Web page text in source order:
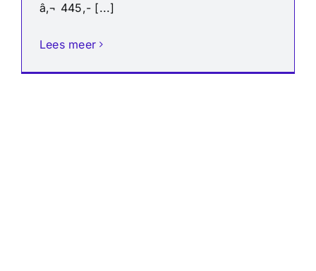
â‚¬ 445,- [...]
Lees meer